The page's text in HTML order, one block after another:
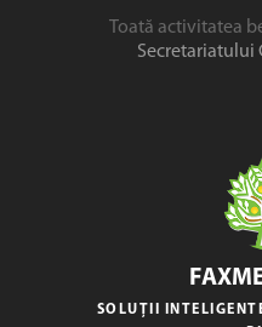
Toată activitatea
Secretariatului
SOLUȚII